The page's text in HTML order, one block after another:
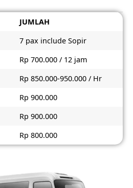
JUMLAH
7 pax include Sopir
Rp 700.000 / 12 jam
Rp 850.000-950.000 / Hr
Rp 900.000
Rp 900.000
Rp 800.000